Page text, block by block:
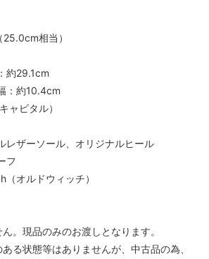
相当）
約29.1cm
：約10.4cm
ャピタル）
レザーソール、オリジナルヒール
フ
（オルドウィッチ）
。現品のみのお渡しとなります。
る状態等はありませんが、中古品の為、